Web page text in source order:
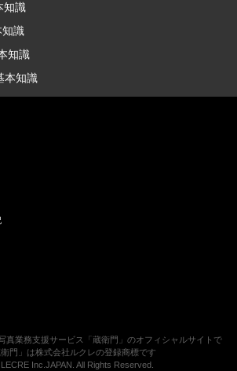
知識
知識
知識
本知識
真業務支援サービス「蔵衛門」のオフィシャルサイトで
門」は株式会社ルクレの登録商標です
Inc.JAPAN. All Rights Reserved.